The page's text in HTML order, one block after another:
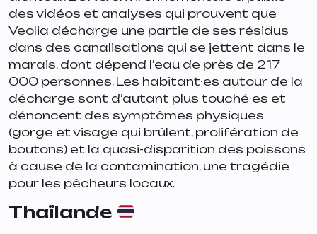
des vidéos et analyses qui prouvent que
Veolia décharge une partie de ses résidus
dans des canalisations qui se jettent dans le
marais, dont dépend l’eau de près de 217
000 personnes. Les habitant·es autour de la
décharge sont d’autant plus touché·es et
dénoncent des symptômes physiques
(gorge et visage qui brûlent, prolifération de
boutons) et la quasi-disparition des poissons
à cause de la contamination, une tragédie
pour les pêcheurs locaux.
Thaïlande